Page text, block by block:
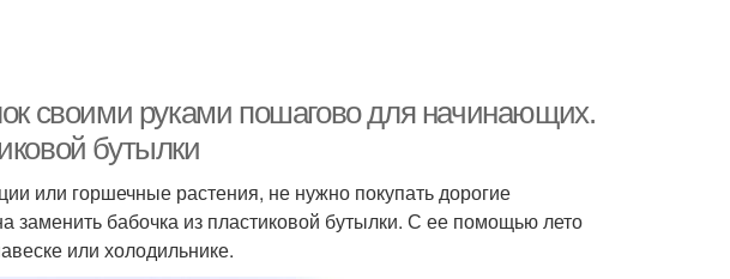
своими руками пошагово для начинающих.
бутылки
или горшечные растения, не нужно покупать дорогие
заменить бабочка из пластиковой бутылки. С ее помощью лето
или холодильнике.